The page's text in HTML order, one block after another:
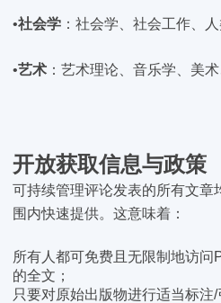
•社会学 ：社会学、社会工作、
•艺术 ：艺术理论、音乐学、美
开放获取信息与政策
可持续管理评论发表的所有文章
围内快速提供。这意味着：
所有人都可免费且无限制地访
的全文；
只要对原始出版物进行适当标注